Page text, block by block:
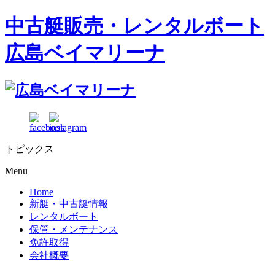
中古艇販売・レンタルボート
広島ベイマリーナ
トピックス
Menu
Home
新艇・中古艇情報
レンタルボート
保管・メンテナンス
免許取得
会社概要